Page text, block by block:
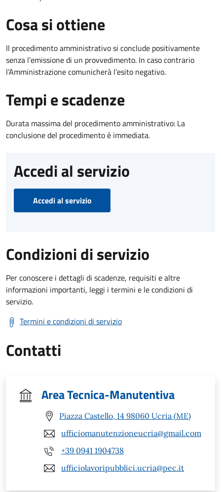
Cosa si ottiene
Il procedimento amministrativo si conclude positivamente
senza l’emissione di un provvedimento. In caso contrario
l’Amministrazione comunicherà l’esito negativo.
Tempi e scadenze
Durata massima del procedimento amministrativo: La
conclusione del procedimento è immediata.
Accedi al servizio
Accedi al servizio
Condizioni di servizio
Per conoscere i dettagli di scadenze, requisiti e altre
informazioni importanti, leggi i termini e le condizioni di
servizio.
Termini e condizioni di servizio
Contatti
Area Tecnica-Manutentiva
Piazza Castello, 14 98060 Ucria (ME)
ufficiomanutenzioneucria@gmail.com
+39 0941 1904738
ufficiolavoripubblici.ucria@pec.it